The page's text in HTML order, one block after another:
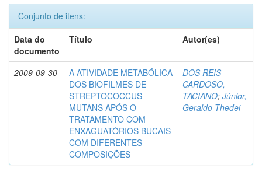
Conjunto de itens:
Data do
documento
Título Autor(es)
2009-09-30
A ATIVIDADE METABÓLICA
DOS BIOFILMES DE
STREPTOCOCCUS
MUTANS APÓS O
TRATAMENTO COM
ENXAGUATÓRIOS BUCAIS
COM DIFERENTES
COMPOSIÇÕES
DOS REIS
CARDOSO,
TACIANO; Júnior,
Geraldo Thedei